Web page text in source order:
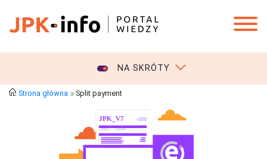
NA SKRÓTY
Strona główna Split payment